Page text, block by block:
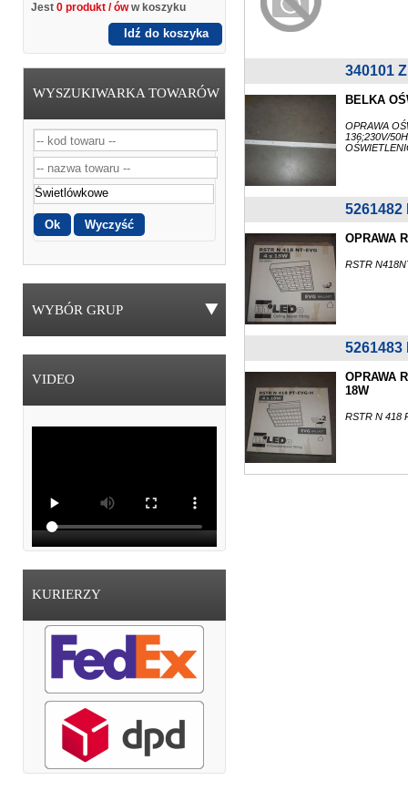
Jest 0 produkt / óww koszyku
Idź do koszyka
WYSZUKIWARKA TOWARÓW
WYBÓR GRUP
VIDEO
KURIERZY
340101
BELKA
OPRAWA
136;230V/
OPRAWA
RSTR
OPRAWA
18W
RSTR N 418